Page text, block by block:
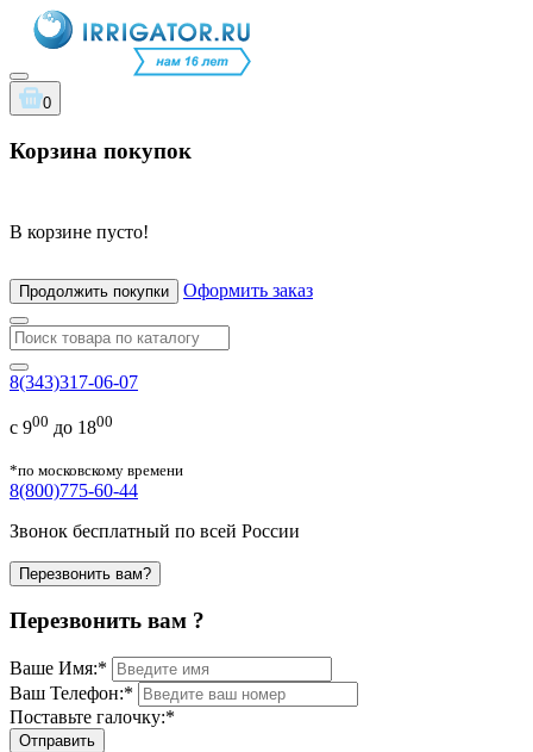
0
Корзина покупок
В корзине пусто!
Продолжить покупки Оформить заказ
8(343)317-06-07
с 900 до 1800
*по московскому времени
8(800)775-60-44
Звонок бесплатный по всей России
Перезвонить вам?
Перезвонить вам ?
Ваше Имя:*
Ваш Телефон:*
Поставьте галочку:*
Отправить